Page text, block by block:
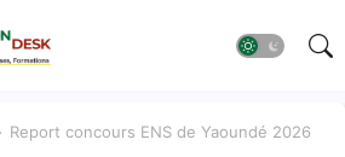
Report concours ENS de Yaoundé 2026